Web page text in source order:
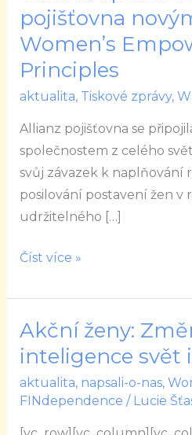
pojišťovna
Women’s
Principles
aktualita, Tiskové zprávy,
Allianz pojišťovna se
společnostem z celého
svůj závazek k naplňování
posilování postavení žen v
udržitelného […]
Číst více »
Akční ženy:
inteligence svět
aktualita, napsali-o-nas,
FINdependence / Lucie
Akční
ženy:
umělá